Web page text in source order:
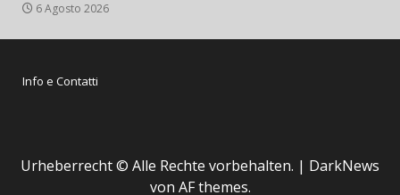
6 Agosto 2026
Info e Contatti
Urheberrecht © Alle Rechte vorbehalten. | DarkNews
von AF themes.